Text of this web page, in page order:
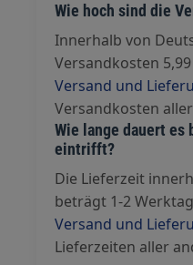
Wie hoch sind die
Innerhalb von
Versandkosten
Versand und
Versandkosten
Wie lange dauert es
eintrifft?
Die Lieferzeit
beträgt 1-2
Versand und
Lieferzeiten aller